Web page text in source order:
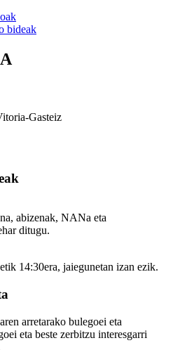
bideak
Gasteiz
abizenak, NANa eta
ditugu.
14:30era, jaiegunetan izan ezik.
arretarako bulegoei eta
eta beste zerbitzu interesgarri